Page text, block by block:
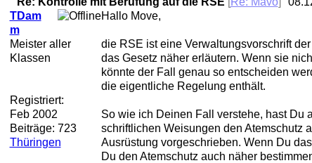
TDam
m
Meister aller
Klassen
Registriert:
Feb 2002
Beiträge: 723
Thüringen
Hallo Move,
die RSE ist eine Verwaltungsvorschrift der
das Gesetz näher erläutern. Wenn sie
könnte der Fall genau so entscheiden
die eigentliche Regelung enthält.
So wie ich Deinen Fall verstehe, hast Du
schriftlichen Weisungen den Atemschutz
Ausrüstung vorgeschrieben. Wenn Du
Du den Atemschutz auch näher